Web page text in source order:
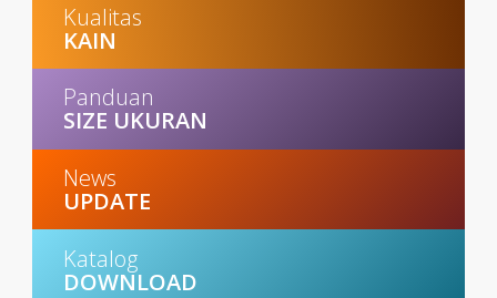
Kualitas
KAIN
Panduan
SIZE UKURAN
News
UPDATE
Katalog
DOWNLOAD